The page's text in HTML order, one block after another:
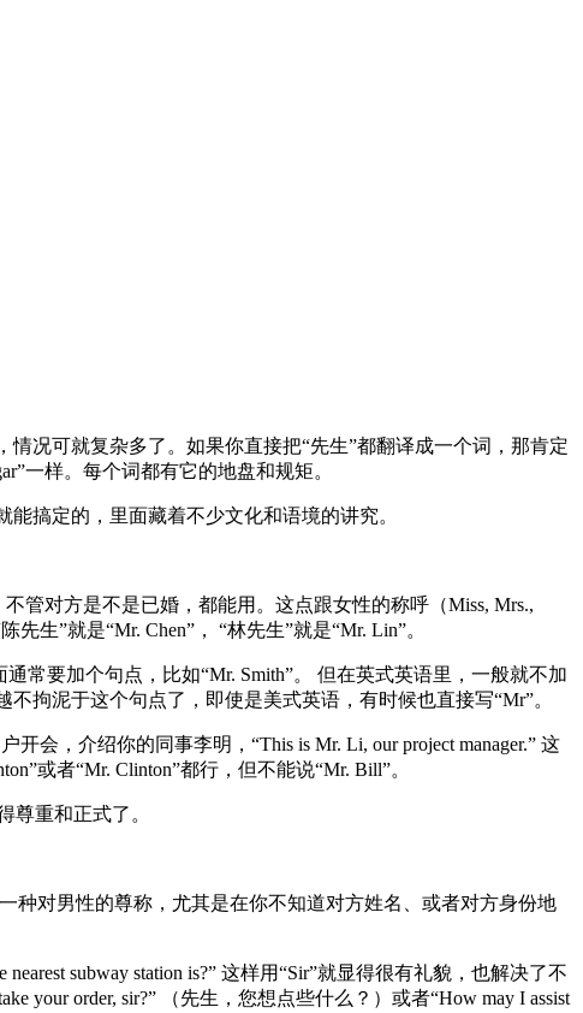
况可就复杂多了。如果你直接把“先生”都翻译成一个词，那肯定
一样。每个词都有它的地盘和规矩。
搞定的，里面藏着不少文化和语境的讲究。
管对方是不是已婚，都能用。这点跟女性的称呼（Miss, Mrs.,
生”就是“Mr. Chen”， “林先生”就是“Mr. Lin”。
常要加个句点，比如“Mr. Smith”。 但在英式英语里，一般就不加
拘泥于这个句点了，即使是美式英语，有时候也直接写“Mr”。
会，介绍你的同事李明，“This is Mr. Li, our project manager.” 这
或者“Mr. Clinton”都行，但不能说“Mr. Bill”。
尊重和正式了。
种对男性的尊称，尤其是在你不知道对方姓名、或者对方身份地
subway station is?” 这样用“Sir”就显得很有礼貌，也解决了不
your order, sir?” （先生，您想点些什么？）或者“How may I assist